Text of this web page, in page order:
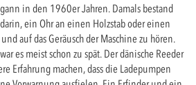
in den 1960er Jahren. Damals bestand
ein Ohr an einen Holzstab oder einen
auf das Geräusch der Maschine zu hören.
es meist schon zu spät. Der dänische Reeder
Erfahrung machen, dass die Ladepumpen